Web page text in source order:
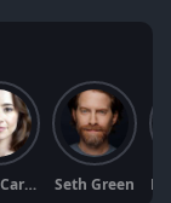
Linda Cardellini Seth Green